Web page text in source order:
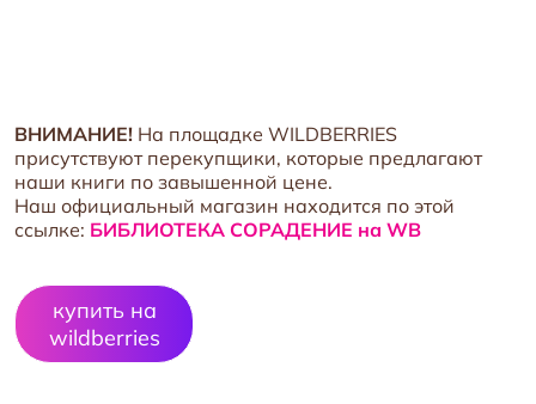
ВНИМАНИЕ! На площадке WILDBERRIES
присутствуют перекупщики, которые предлагают
наши книги по завышенной цене.
Наш официальный магазин находится по этой
ссылке: БИБЛИОТЕКА СОРАДЕНИЕ на WB
купить на
wildberries